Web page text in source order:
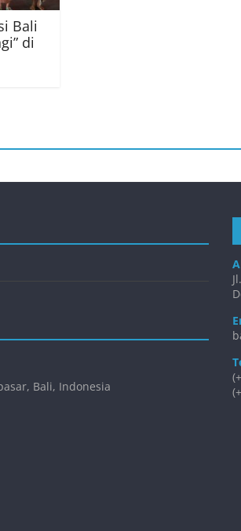
Bali
di
Bali, Indonesia